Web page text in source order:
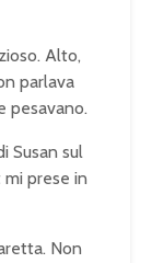
Alto,
parlava
pesavano.
Susan sul
mi prese in
Non